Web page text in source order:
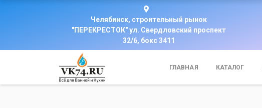
Челябинск, строительный рынок
"ПЕРЕКРЕСТОК" ул. Свердловский проспект
32/6, бокс 3411
ГЛАВНАЯ КАТАЛОГ